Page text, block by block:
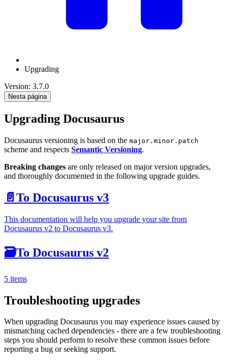
Upgrading
Version: 3.7.0
Nesta página
Upgrading Docusaurus
Docusaurus versioning is based on the major.minor.patch
scheme and respects Semantic Versioning.
Breaking changes are only released on major version upgrades,
and thoroughly documented in the following upgrade guides.
📄️ To Docusaurus v3
This documentation will help you upgrade your site from
Docusaurus v2 to Docusaurus v3.
🗃️To Docusaurus v2
5 items
Troubleshooting upgrades
When upgrading Docusaurus you may experience issues caused by
mismatching cached dependencies - there are a few troubleshooting
steps you should perform to resolve these common issues before
reporting a bug or seeking support.